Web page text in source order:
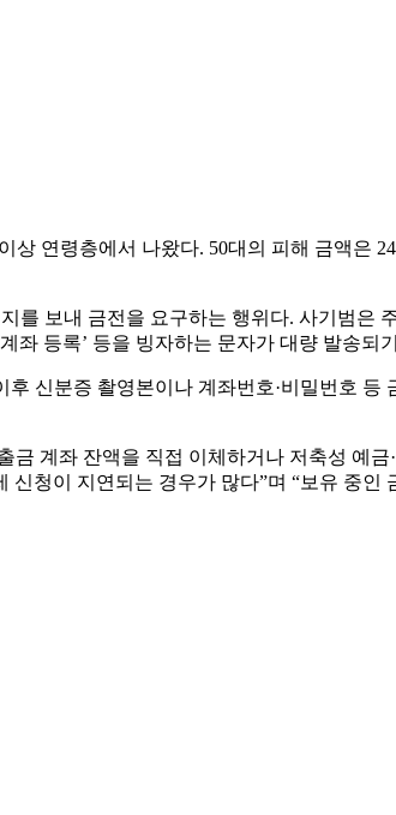
연령층에서 나왔다. 50대의 피해 금액은
보내 금전을 요구하는 행위다. 사기범은
좌 등록’ 등을 빙자하는 문자가 대량 발송되
신분증 촬영본이나 계좌번호·비밀번호
계좌 잔액을 직접 이체하거나 저축성 예
청이 지연되는 경우가 많다”며 “보유 중